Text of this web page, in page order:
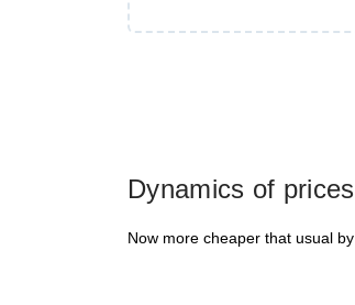
Dynamics of prices
Now more cheaper that usual by